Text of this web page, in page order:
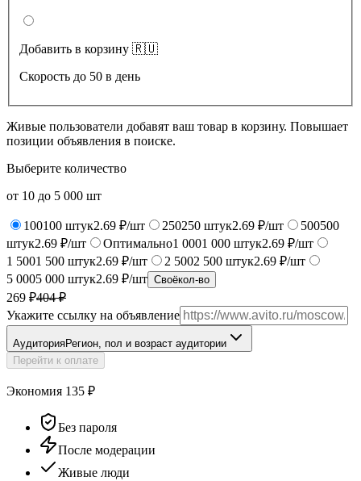
Добавить в корзину 🇷🇺
Скорость до 50 в день
Живые пользователи добавят ваш товар в корзину. Повышает
позиции объявления в поиске.
Выберите количество
от 10 до 5 000 шт
100100 штук2.69 ₽/шт 250250 штук2.69 ₽/шт 500500
штук2.69 ₽/шт Оптимально1 0001 000 штук2.69 ₽/шт
1 5001 500 штук2.69 ₽/шт 2 5002 500 штук2.69 ₽/шт
5 0005 000 штук2.69 ₽/шт Своёкол-во
269 ₽404₽
Укажите ссылку на объявление
АудиторияРегион, пол и возраст аудитории
Перейти к оплате
Экономия 135 ₽
Без пароля
После модерации
Живые люди